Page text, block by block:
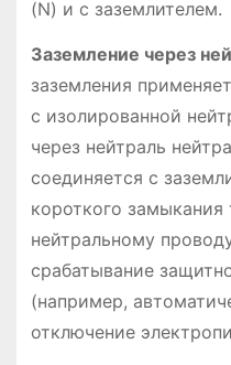
(N) и с заземлителем.
Заземление через
заземления
с изолированной
через нейтраль
соединяется с
короткого замыкания
нейтральному
срабатывание
(например,
отключение